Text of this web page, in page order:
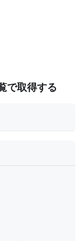
で取得する